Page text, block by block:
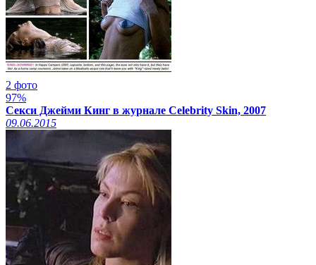
2 фото
97%
Секси Джейми Кинг в журнале Celebrity Skin, 2007
09.06.2015